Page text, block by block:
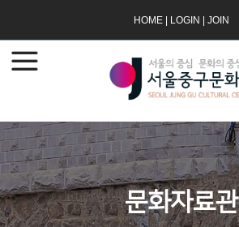
HOME LOGIN JOIN
문화자료관